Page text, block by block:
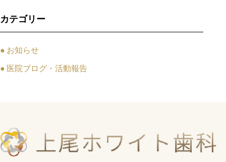
カテゴリー
お知らせ
医院ブログ・活動報告